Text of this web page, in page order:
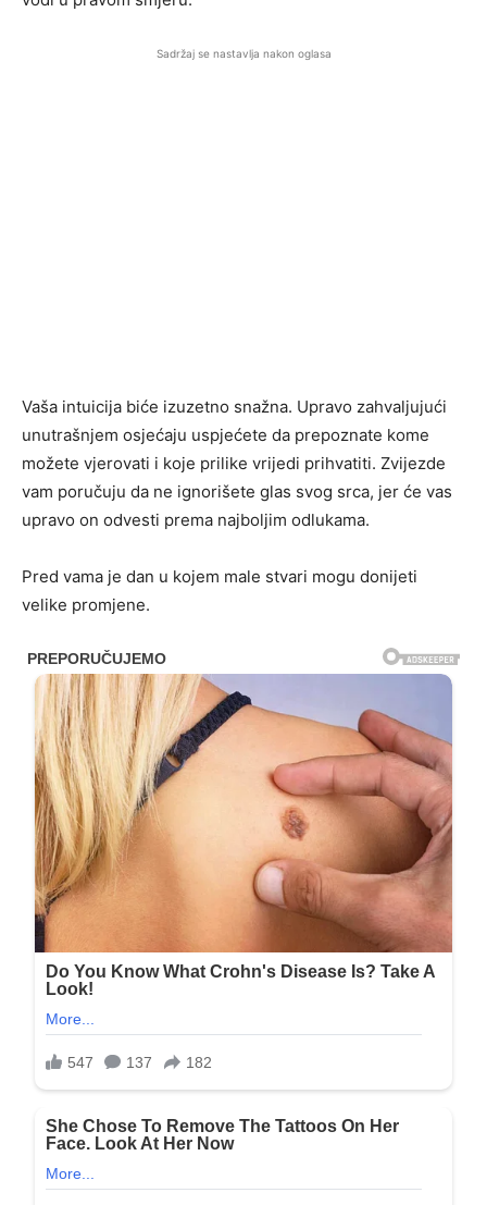
Sadržaj se nastavlja nakon oglasa
Vaša intuicija biće izuzetno snažna. Upravo zahvaljujući
unutrašnjem osjećaju uspjećete da prepoznate kome
možete vjerovati i koje prilike vrijedi prihvatiti. Zvijezde
vam poručuju da ne ignorišete glas svog srca, jer će vas
upravo on odvesti prema najboljim odlukama.
Pred vama je dan u kojem male stvari mogu donijeti
velike promjene.